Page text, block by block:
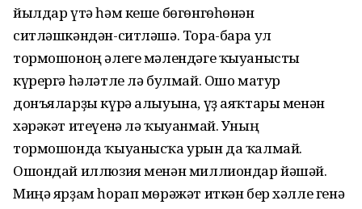
йылдар үтә һәм кеше бөгөнгөһөнән
ситләшкәндән-ситләшә. Тора-бара ул
тормошоноң әлеге мәлендәге ҡыуанысты
күрергә һәләтле лә булмай. Ошо матур
донъяларҙы күрә алыуына, үҙ аяҡтары менән
хәрәкәт итеүенә лә ҡыуанмай. Уның
тормошонда ҡыуанысҡа урын да ҡалмай.
Ошондай иллюзия менән миллиондар йәшәй.
Миңә ярҙам һорап мөрәжәт иткән бер хәлле генә